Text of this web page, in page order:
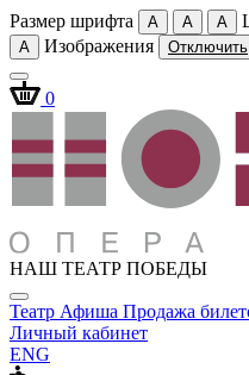
Размер шрифта A A A
A
Изображения Отключить
0
НАШ ТЕАТР ПОБЕДЫ
Театр Афиша Продажа
Личный кабинет
ENG